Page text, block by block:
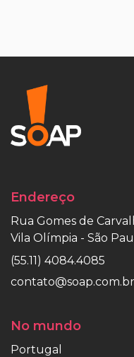
Endereço
Rua Gomes de
Vila Olímpia - São
(55.11) 4084.4085
contato@soap.com.br
No mundo
Portugal